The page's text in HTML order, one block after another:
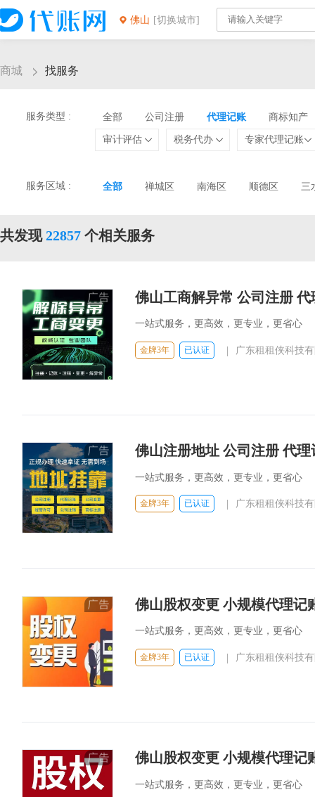
佛山 [切换城市]
商城 找服务
服务类型 : 全部 公司注册 代理记账 商标知产
审计评估 税务代办 专家代理记账
服务区域 : 全部 禅城区 南海区 顺德区 三
共发现 22857 个相关服务
佛山工商解异常 公司注册
一站式服务，更高效，更专业，更省心
金牌3年 已认证 | 广东租租侠科技
佛山注册地址 公司注册 代
一站式服务，更高效，更专业，更省心
金牌3年 已认证 广东租租侠科技
佛山股权变更 小规模代理记
一站式服务，更高效，更专业，更省心
金牌3年 已认证 | 广东租租侠科技
佛山股权变更 小规模代理记
一站式服务，更高效，更专业，更省心